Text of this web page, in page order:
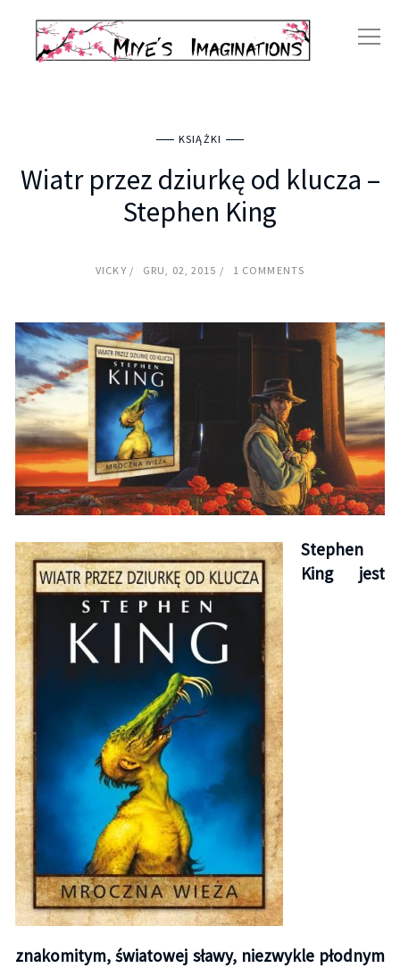
KSIĄŻKI
Wiatr przez dziurkę od klucza –
Stephen King
VICKY GRU, 02, 2015 1 COMMENTS
Stephen
King jest
znakomitym, światowej sławy, niezwykle płodnym